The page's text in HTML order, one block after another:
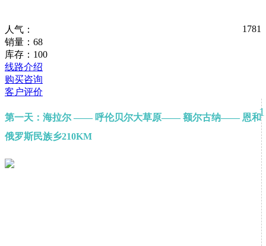
人气：
1781
销量：68
库存：100
线路介绍
购买咨询
客户评价
1
第一天：海拉尔 —— 呼伦贝尔大草原—— 额尔古纳—— 恩和
俄罗斯民族乡210KM